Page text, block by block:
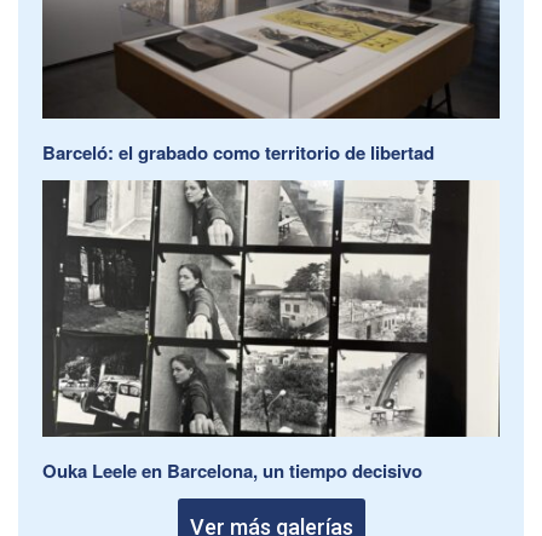
Barceló: el grabado como territorio de libertad
Ouka Leele en Barcelona, un tiempo decisivo
Ver más galerías